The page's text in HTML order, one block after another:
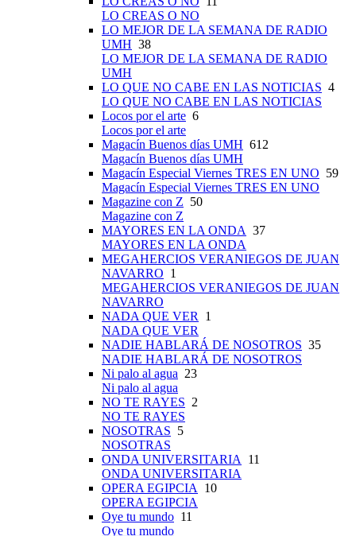
LO CREAS O NO
LO MEJOR DE LA SEMANA DE RADIO
UMH 38
LO MEJOR DE LA SEMANA DE RADIO
UMH
LO QUE NO CABE EN LAS NOTICIAS 4
LO QUE NO CABE EN LAS NOTICIAS
Locos por el arte 6
Locos por el arte
Magacín Buenos días UMH 612
Magacín Buenos días UMH
Magacín Especial Viernes TRES EN UNO 59
Magacín Especial Viernes TRES EN UNO
Magazine con Z 50
Magazine con Z
MAYORES EN LA ONDA 37
MAYORES EN LA ONDA
MEGAHERCIOS VERANIEGOS DE JUAN
NAVARRO 1
MEGAHERCIOS VERANIEGOS DE JUAN
NAVARRO
NADA QUE VER
1
NADA QUE VER
NADIE HABLARÁ DE NOSOTROS 35
NADIE HABLARÁ DE NOSOTROS
Ni palo al agua 23
Ni palo al agua
NO TE RAYES 2
NO TE RAYES
NOSOTRAS 5
NOSOTRAS
ONDA UNIVERSITARIA
11
ONDA UNIVERSITARIA
OPERA EGIPCIA
10
OPERA EGIPCIA
Oye tu mundo 11
Oye tu mundo